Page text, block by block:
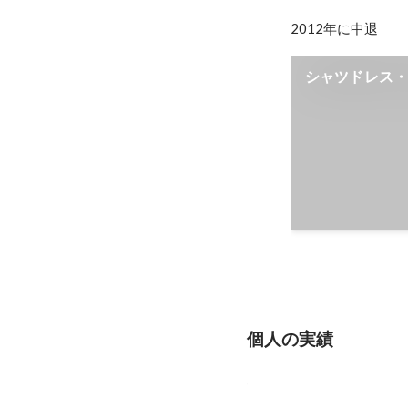
2012年に中退
シャツドレス
個人の実績